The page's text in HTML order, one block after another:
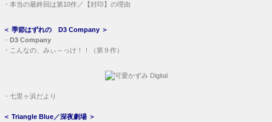
・ 本当の最終回は第10作／【封印】の理由
＜ 季節はずれの D3 Company ＞
・ D3 Company
・ こんなの、みぃ～っけ！！（第９作）
・ 七里ヶ浜だより
＜ Triangle Blue／深夜劇場 ＞